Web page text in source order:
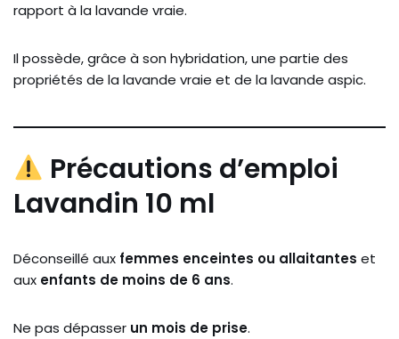
rapport à la lavande vraie.
Il possède, grâce à son hybridation, une partie des
propriétés de la lavande vraie et de la lavande aspic.
Précautions d’emploi
Lavandin 10 ml
Déconseillé aux femmes enceintes ou allaitantes et
aux enfants de moins de 6 ans.
Ne pas dépasser un mois de prise.